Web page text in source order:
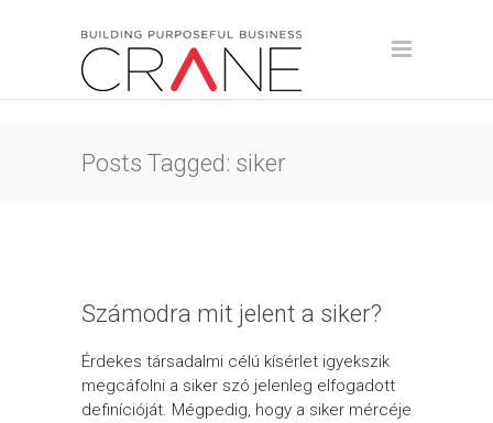
Posts Tagged: siker
Számodra mit jelent a siker?
Érdekes társadalmi célú kísérlet igyekszik
megcáfolni a siker szó jelenleg elfogadott
definícióját. Mégpedig, hogy a siker mércéje